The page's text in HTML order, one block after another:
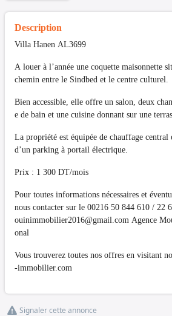
Description
Villa Hanen AL3699
A louer à l’année une coquette maisonnette
chemin entre le Sindbed et le centre culturel.
Bien accessible, elle offre un salon, deux
e de bain et une cuisine donnant sur une
La propriété est équipée de chauffage central
d’un parking à portail électrique.
Prix : 1 300 DT/mois
Pour toutes informations nécessaires et
nous contacter sur le 00216 50 844 610 / 22
ouinimmobilier2016@gmail.com Agence
onal
Vous trouverez toutes nos offres en visitant
-immobilier.com
Signaler cette annonce